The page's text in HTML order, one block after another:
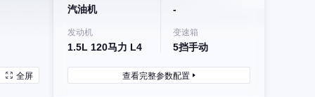
全屏
汽油机 -
发动机
1.5L 120马力 L4
变速箱
5挡手动
查看完整参数配置